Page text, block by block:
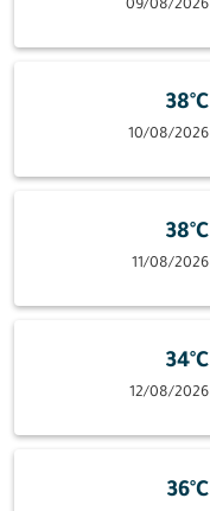
09/08/2026
38°C
10/08/2026
38°C
11/08/2026
34°C
12/08/2026
36°C